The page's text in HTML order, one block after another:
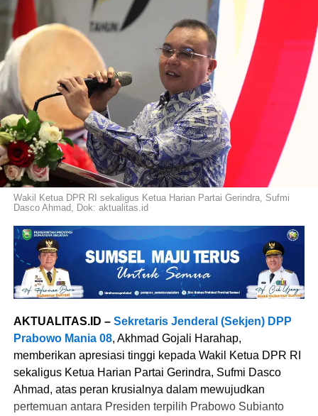
Wakil Ketua DPR RI sekaligus Ketua Harian Partai Gerindra, Sufmi
Dasco Ahmad, Dok: aktualitas.id
AKTUALITAS.ID – Sekretaris Jenderal (Sekjen) DPP
Prabowo Mania 08, Akhmad Gojali Harahap,
memberikan apresiasi tinggi kepada Wakil Ketua DPR RI
sekaligus Ketua Harian Partai Gerindra, Sufmi Dasco
Ahmad, atas peran krusialnya dalam mewujudkan
pertemuan antara Presiden terpilih Prabowo Subianto